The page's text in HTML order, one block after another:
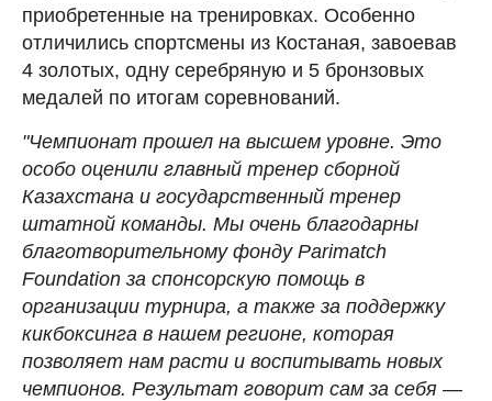
приобретенные на тренировках. Особенно
отличились спортсмены из Костаная, завоевав
4 золотых, одну серебряную и 5 бронзовых
медалей по итогам соревнований.
"Чемпионат прошел на высшем уровне. Это
особо оценили главный тренер сборной
Казахстана и государственный тренер
штатной команды. Мы очень благодарны
благотворительному фонду Parimatch
Foundation за спонсорскую помощь в
организации турнира, а также за поддержку
кикбоксинга в нашем регионе, которая
позволяет нам расти и воспитывать новых
чемпионов. Результат говорит сам за себя —